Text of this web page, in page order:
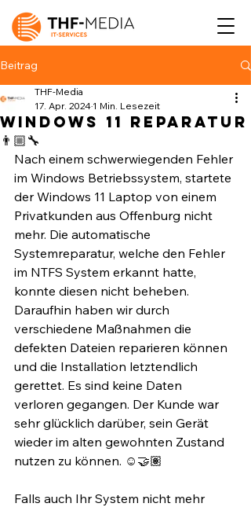
Beitrag
Windows 11 Reparatur
👨🏼‍🔧
THF-Media
17. Apr. 2024 1 Min. Lesezeit
Nach einem schwerwiegenden Fehler
im Windows Betriebssystem, startete
der Windows 11 Laptop von einem
Privatkunden aus Offenburg nicht
mehr. Die automatische
Systemreparatur, welche den Fehler
im NTFS System erkannt hatte,
konnte diesen nicht beheben.
Daraufhin haben wir durch
verschiedene Maßnahmen die
defekten Dateien reparieren können
und die Installation letztendlich
gerettet. Es sind keine Daten
verloren gegangen. Der Kunde war
sehr glücklich darüber, sein Gerät
wieder im alten gewohnten Zustand
nutzen zu können. ☺️🤝🏽⁣
Falls auch Ihr System nicht mehr